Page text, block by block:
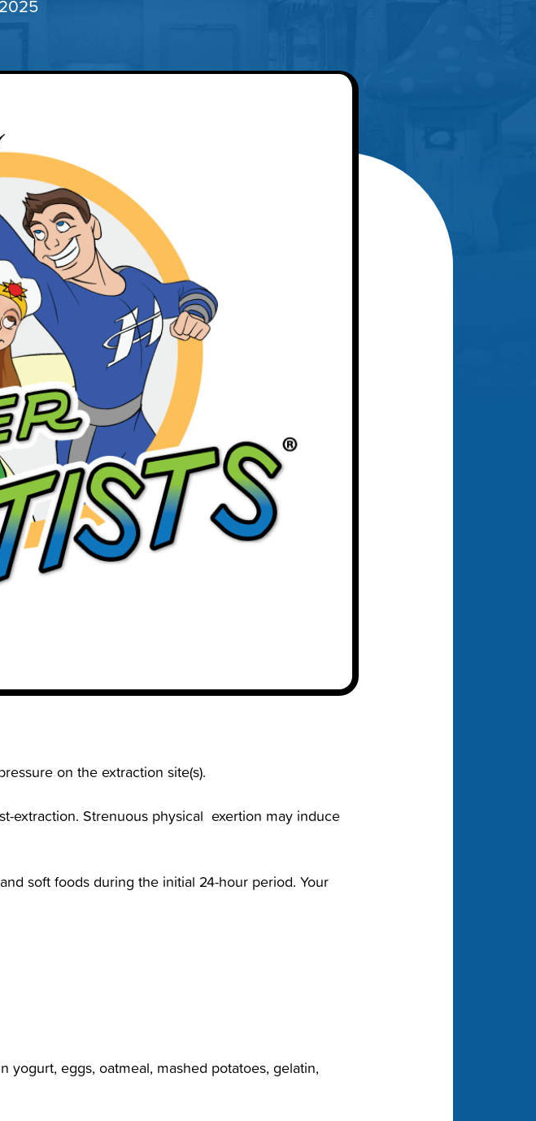
on the extraction site(s).‬
extraction. Strenuous physical‬ exertion may induce
soft foods during the initial‬‭ 24-hour period. Your
yogurt, eggs, oatmeal,‬ mashed potatoes, gelatin,